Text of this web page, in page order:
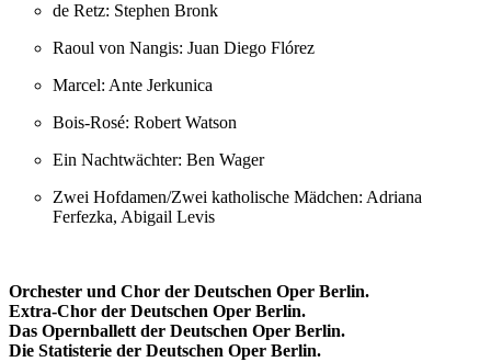
de Retz: Stephen Bronk
Raoul von Nangis: Juan Diego Flórez
Marcel: Ante Jerkunica
Bois-Rosé: Robert Watson
Ein Nachtwächter: Ben Wager
Zwei Hofdamen/Zwei katholische Mädchen: Adriana
Ferfezka, Abigail Levis
Orchester und Chor der Deutschen Oper Berlin.
Extra-Chor der Deutschen Oper Berlin.
Das Opernballett der Deutschen Oper Berlin.
Die Statisterie der Deutschen Oper Berlin.